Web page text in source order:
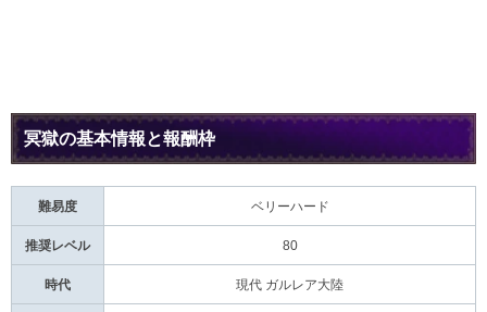
冥獄の基本情報と報酬枠
難易度 ベリーハード
推奨レベル 80
時代 現代 ガルレア大陸